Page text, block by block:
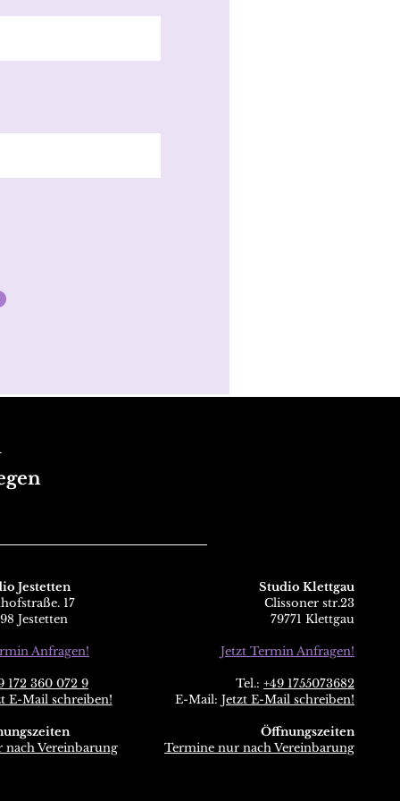
Jestetten
17
Jestetten
Anfragen!
172 360 072 9
E-Mail schreiben!
Vereinbarung
Studio Klettgau
Clissoner str.23
79771 Klettgau
Jetzt Termin Anfragen!
Tel.: +49 1755073682
E-Mail: Jetzt E-Mail schreiben!
Öffnungszeiten
Termine nur nach Vereinbarung